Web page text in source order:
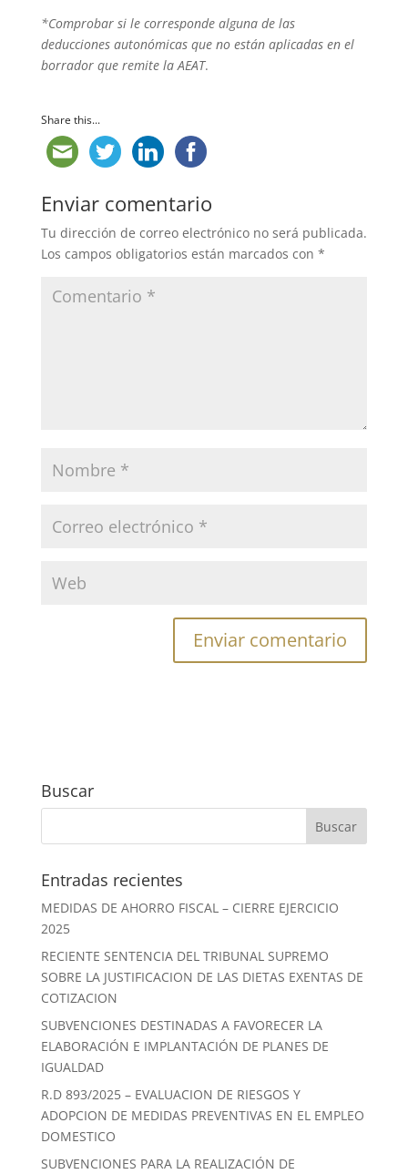
*Comprobar si le corresponde alguna de las
deducciones autonómicas que no están aplicadas en el
borrador que remite la AEAT.
Share this...
Enviar comentario
Tu dirección de correo electrónico no será publicada.
Los campos obligatorios están marcados con *
Buscar
Entradas recientes
MEDIDAS DE AHORRO FISCAL – CIERRE EJERCICIO
2025
RECIENTE SENTENCIA DEL TRIBUNAL SUPREMO
SOBRE LA JUSTIFICACION DE LAS DIETAS EXENTAS DE
COTIZACION
SUBVENCIONES DESTINADAS A FAVORECER LA
ELABORACIÓN E IMPLANTACIÓN DE PLANES DE
IGUALDAD
R.D 893/2025 – EVALUACION DE RIESGOS Y
ADOPCION DE MEDIDAS PREVENTIVAS EN EL EMPLEO
DOMESTICO
SUBVENCIONES PARA LA REALIZACIÓN DE